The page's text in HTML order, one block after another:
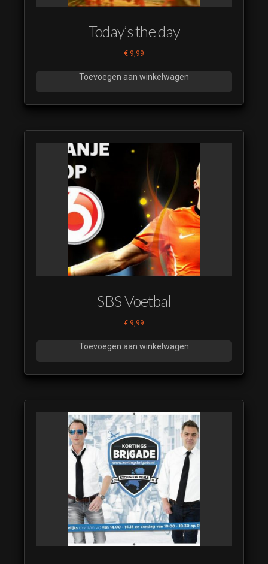
Today’s the day
€ 9,99
Toevoegen aan winkelwagen
SBS Voetbal
€ 9,99
Toevoegen aan winkelwagen